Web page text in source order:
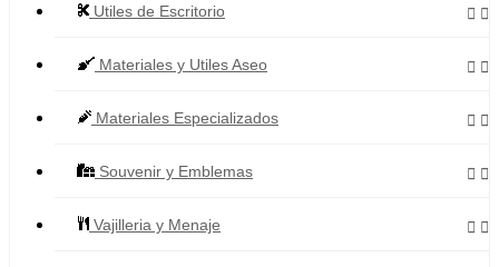
Utiles de Escritorio  
Materiales y Utiles Aseo  
Materiales Especializados  
Souvenir y Emblemas  
Vajilleria y Menaje  